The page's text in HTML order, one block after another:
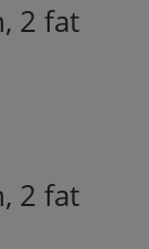
2 fat
2 fat